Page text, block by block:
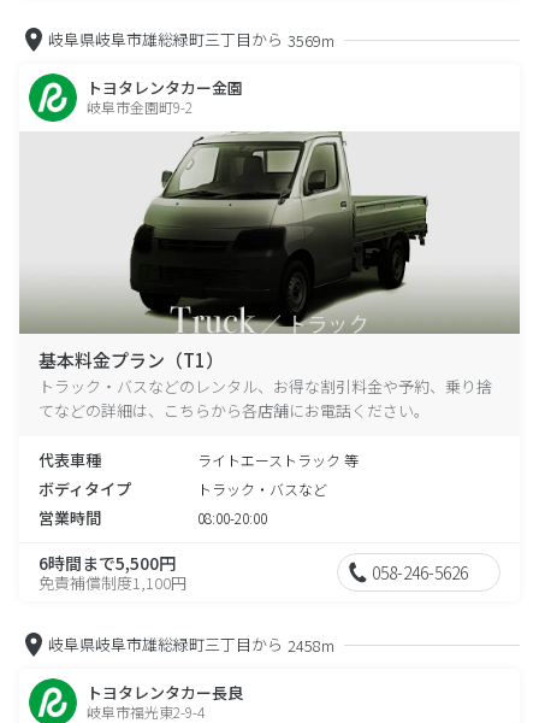
岐阜県岐阜市雄総緑町三丁目から 3569m
トヨタレンタカー金園
岐阜市金園町9-2
基本料金プラン（T1）
トラック・バスなどのレンタル、お得な割引料金や予約、乗り捨
てなどの詳細は、こちらから各店舗にお電話ください。
代表車種 ライトエーストラック 等
ボディタイプ トラック・バスなど
営業時間 08:00-20:00
6時間まで5,500円
免責補償制度1,100円 058-246-5626
岐阜県岐阜市雄総緑町三丁目から 2458m
トヨタレンタカー長良
岐阜市福光東2-9-4